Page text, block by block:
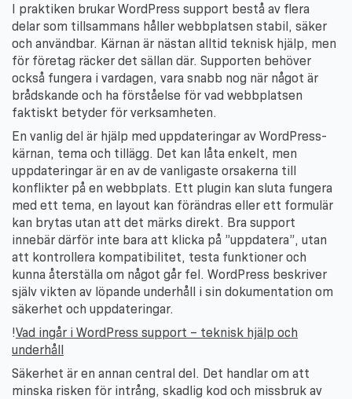
I praktiken brukar WordPress support bestå av flera
delar som tillsammans håller webbplatsen stabil, säker
och användbar. Kärnan är nästan alltid teknisk hjälp, men
för företag räcker det sällan där. Supporten behöver
också fungera i vardagen, vara snabb nog när något är
brådskande och ha förståelse för vad webbplatsen
faktiskt betyder för verksamheten.
En vanlig del är hjälp med uppdateringar av WordPress-
kärnan, tema och tillägg. Det kan låta enkelt, men
uppdateringar är en av de vanligaste orsakerna till
konflikter på en webbplats. Ett plugin kan sluta fungera
med ett tema, en layout kan förändras eller ett formulär
kan brytas utan att det märks direkt. Bra support
innebär därför inte bara att klicka på ”uppdatera”, utan
att kontrollera kompatibilitet, testa funktioner och
kunna återställa om något går fel. WordPress beskriver
själv vikten av löpande underhåll i sin dokumentation om
säkerhet och uppdateringar.
!Vad ingår i WordPress support – teknisk hjälp och
underhåll
Säkerhet är en annan central del. Det handlar om att
minska risken för intrång, skadlig kod och missbruk av